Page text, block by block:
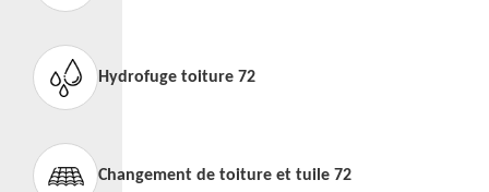
Hydrofuge toiture 72
Changement de toiture et tuile 72